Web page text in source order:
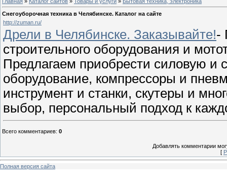
Снегоуборочная техника в Челябинске. Каталог на сайте
http://zuman.ru/
Дрели в Челябинске. Заказывайте!-
строительного оборудования и
Предлагаем приобрести силовую и
оборудование, компрессоры и
инструмент и станки, скутеры и
выбор, персональный подход к
Всего комментариев: 0
Добавлять комментарии
[
Полная версия сайта